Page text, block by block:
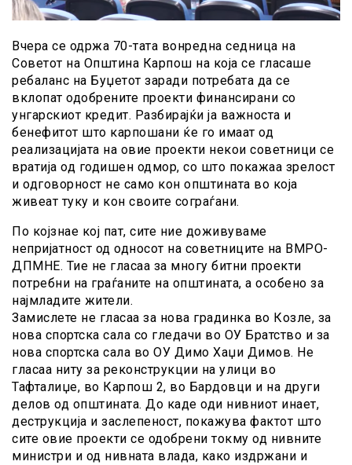
Вчера се одржа 70-тата вонредна седница на
Советот на Општина Карпош на која се гласаше
ребаланс на Буџетот заради потребата да се
вклопат одобрените проекти финансирани со
унгарскиот кредит. Разбирајќи ја важноста и
бенефитот што карпошани ќе го имаат од
реализацијата на овие проекти некои советници се
вратија од годишен одмор, со што покажаа зрелост
и одговорност не само кон општината во која
живеат туку и кон своите сограѓани.
По којзнае кој пат, сите ние доживуваме
непријатност од односот на советниците на ВМРО-
ДПМНЕ. Тие не гласаа за многу битни проекти
потребни на граѓаните на општината, а особено за
најмладите жители.
Замислете не гласаа за нова градинка во Козле, за
нова спортска сала со гледачи во ОУ Братство и за
нова спортска сала во ОУ Димо Хаџи Димов. Не
гласаа ниту за реконструкции на улици во
Тафталиџе, во Карпош 2, во Бардовци и на други
делов од општината. До каде оди нивниот инает,
деструкција и заслепеност, покажува фактот што
сите овие проекти се одобрени токму од нивните
министри и од нивната влада, како издржани и